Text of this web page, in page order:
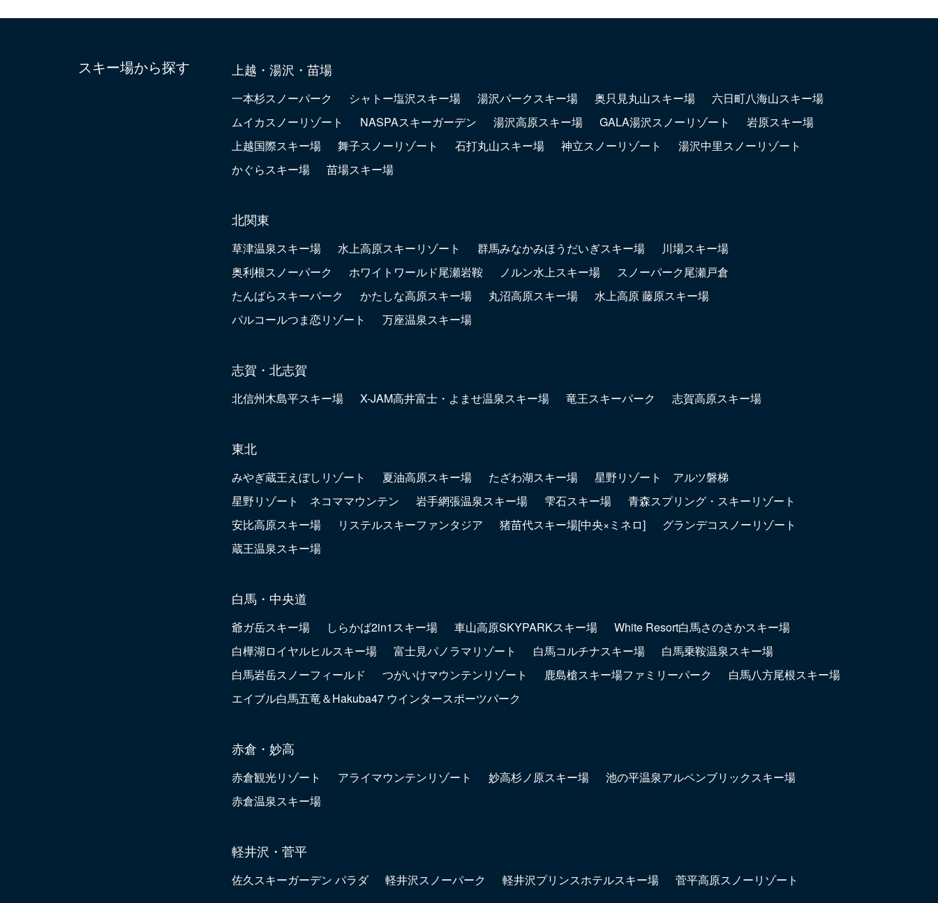
スキー場から探す 上越・湯沢・苗場
一本杉スノーパーク シャトー塩沢スキー場 湯沢パークスキー場 奥只見丸山スキー場
六日町八海山スキー場
ムイカスノーリゾート
NASPAスキーガーデン 湯沢高原スキー場 GALA湯沢スノーリゾート
岩原スキー場
上越国際スキー場
舞子スノーリゾート 石打丸山スキー場 神立スノーリゾート
湯沢中里スノーリゾート
かぐらスキー場
苗場スキー場
北関東
草津温泉スキー場 水上高原スキーリゾート 群馬みなかみほうだいぎスキー場
川場スキー場
奥利根スノーパーク
ホワイトワールド尾瀬岩鞍 ノルン水上スキー場
スノーパーク尾瀬戸倉
たんばらスキーパーク
かたしな高原スキー場 丸沼高原スキー場
水上高原 藤原スキー場
パルコールつま恋リゾート
万座温泉スキー場
志賀・北志賀
北信州木島平スキー場 X-JAM高井富士・よませ温泉スキー場 竜王スキーパーク 志賀高原スキー場
東北
みやぎ蔵王えぼしリゾート 夏油高原スキー場 たざわ湖スキー場
星野リゾート アルツ磐梯
星野リゾート ネコママウンテン
岩手網張温泉スキー場 雫石スキー場
青森スプリング・スキーリゾート
安比高原スキー場
リステルスキーファンタジア 猪苗代スキー場[中央×ミネロ]
グランデコスノーリゾート
蔵王温泉スキー場
白馬・中央道
爺ガ岳スキー場 しらかば2in1スキー場 車山高原SKYPARKスキー場
White Resort白馬さのさかスキー場
白樺湖ロイヤルヒルスキー場
富士見パノラマリゾート 白馬コルチナスキー場
白馬乗鞍温泉スキー場
白馬岩岳スノーフィールド
つがいけマウンテンリゾート 鹿島槍スキー場ファミリーパーク
白馬八方尾根スキー場
エイブル白馬五竜＆Hakuba47 ウインタースポーツパーク
赤倉・妙高
赤倉観光リゾート アライマウンテンリゾート 妙高杉ノ原スキー場
池の平温泉アルペンブリックスキー場
赤倉温泉スキー場
軽井沢・菅平
佐久スキーガーデン パラダ 軽井沢スノーパーク 軽井沢プリンスホテルスキー場 菅平高原スノーリゾート